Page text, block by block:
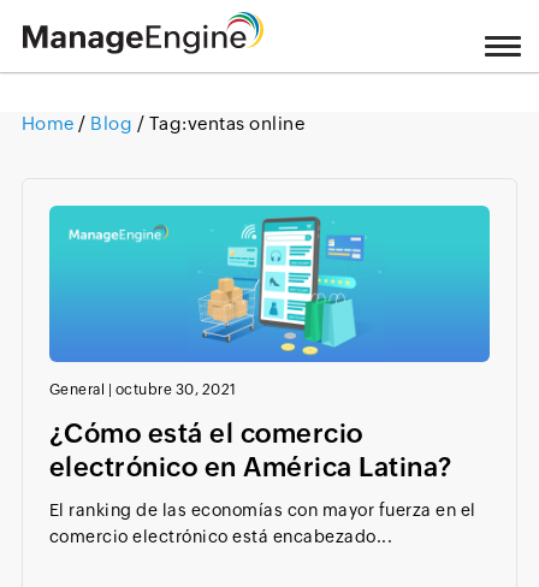
Home / Blog / Tag:ventas online
General octubre 30, 2021
¿Cómo está el comercio
electrónico en América Latina?
El ranking de las economías con mayor fuerza en el
comercio electrónico está encabezado...